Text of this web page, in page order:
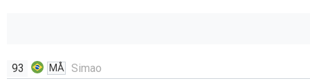
93 MÅ
Simao